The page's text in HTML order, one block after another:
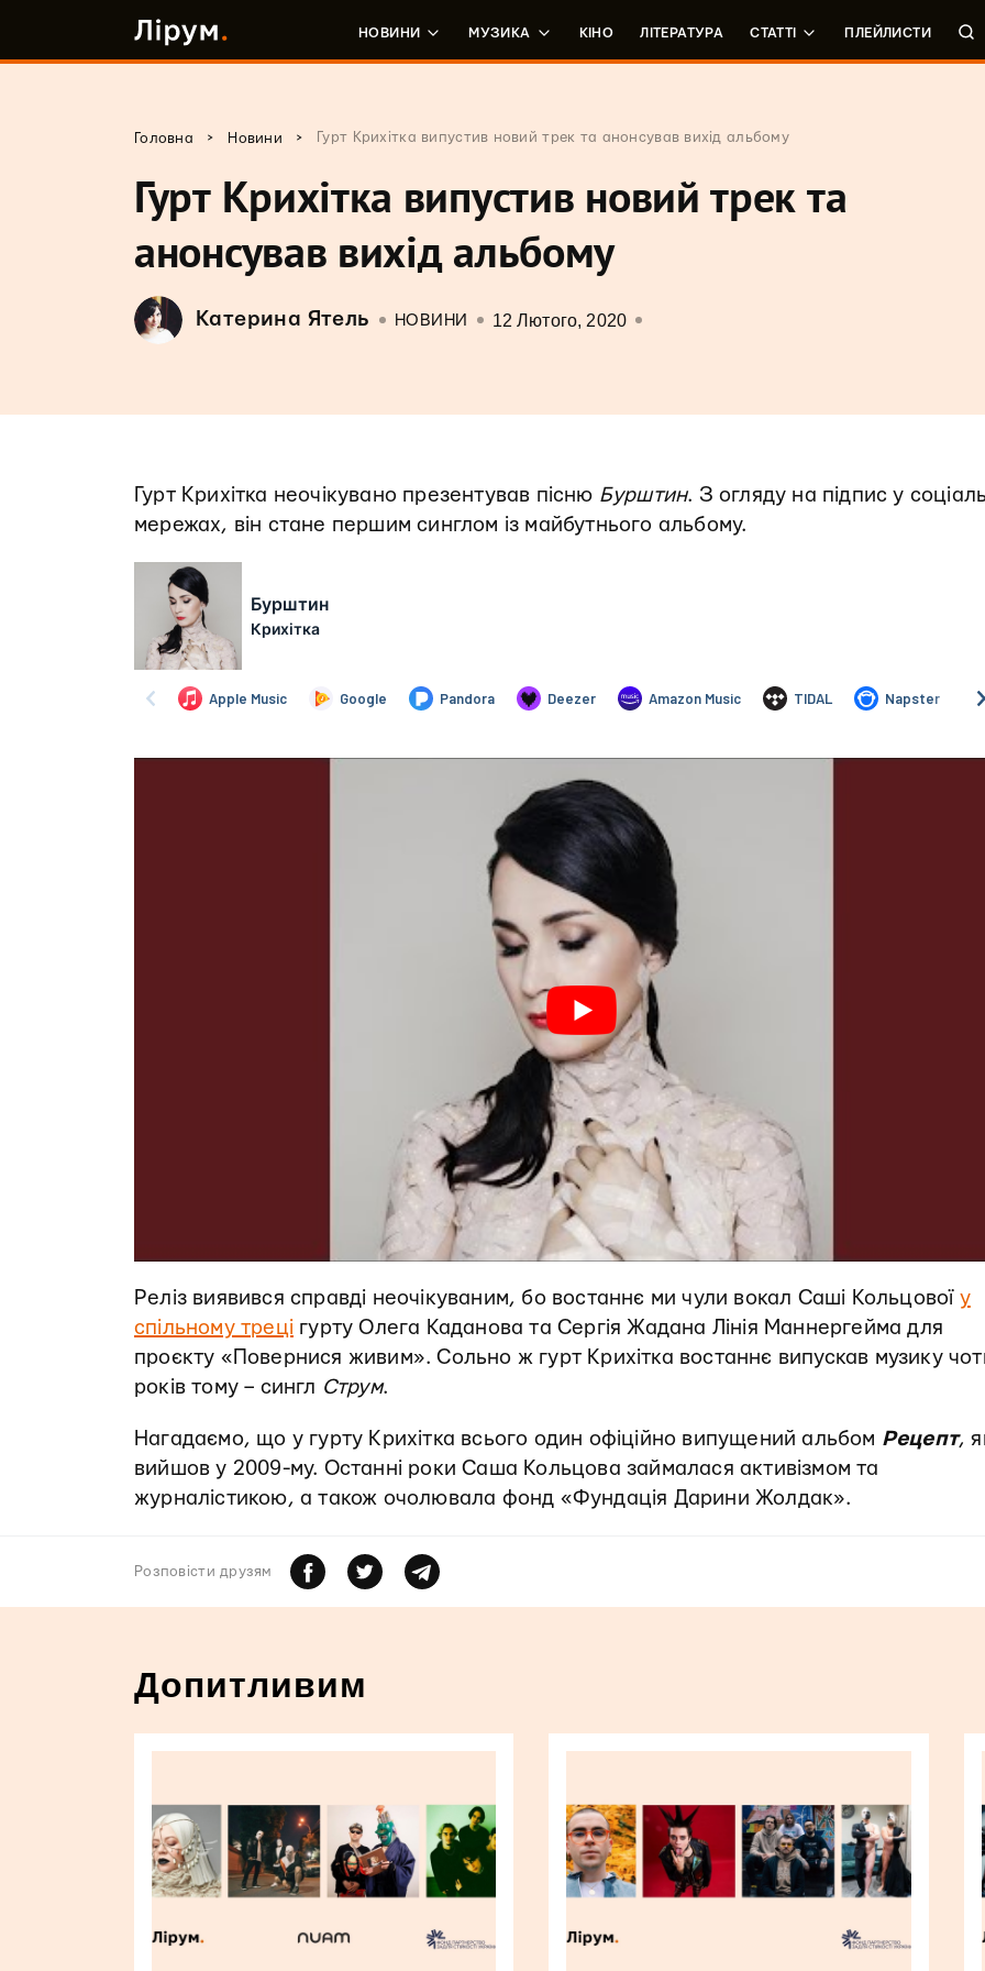
НОВИНИ МУЗИКА КІНО ЛІТЕРАТУРА СТАТТІ ПЛЕЙЛИСТИ
Головна > Новини > Гурт Крихітка випустив новий трек та анонсував вихід альбому
Гурт Крихітка випустив новий трек та
анонсував вихід альбому
Катерина Ятель НОВИНИ 12 Лютого, 2020
Гурт Крихітка неочікувано презентував пісню Бурштин. З огляду на підпис у
мережах, він стане першим синглом із майбутнього альбому.
Реліз виявився справді неочікуваним, бо востаннє ми чули вокал Саші Кольцової у
спільному треці гурту Олега Каданова та Сергія Жадана Лінія Маннергейма для
проєкту «Повернися живим». Сольно ж гурт Крихітка востаннє випускав музику
років тому – сингл Струм.
Нагадаємо, що у гурту Крихітка всього один офіційно випущений альбом Рецепт,
вийшов у 2009-му. Останні роки Саша Кольцова займалася активізмом та
журналістикою, а також очолювала фонд «Фундація Дарини Жолдак».
Розповiсти друзям
Допитливим